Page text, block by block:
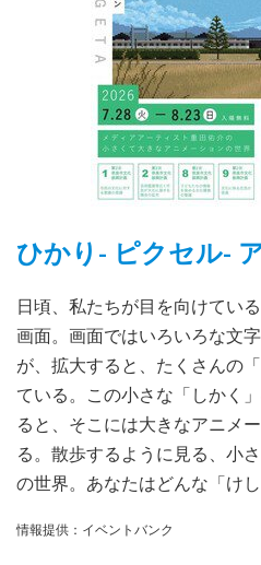
ひかり- ピクセル-
日頃、私たちが目を向けてい
画面。画面ではいろいろな文
が、拡大すると、たくさんの
ている。この小さな「しかく
ると、そこには大きなアニメ
る。散歩するように見る、小
の世界。あなたはどんな「け
情報提供：イベントバンク